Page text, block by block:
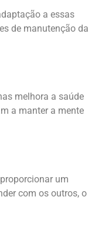
a essas
de manutenção da
melhora a saúde
a manter a mente
um
com os outros, o